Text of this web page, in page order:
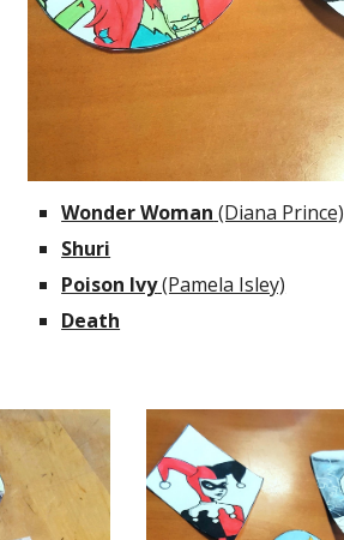
Wonder Woman (Diana Prince)
Shuri
Poison Ivy (Pamela Isley)
Death